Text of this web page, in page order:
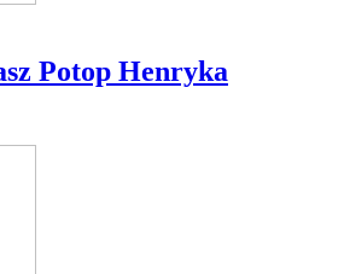
Potop Henryka